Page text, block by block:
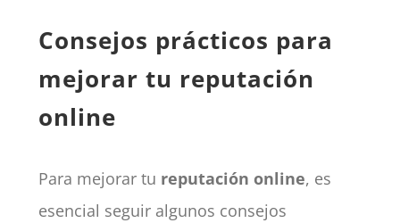
Consejos prácticos para
mejorar tu reputación
online
Para mejorar tu reputación online, es
esencial seguir algunos consejos